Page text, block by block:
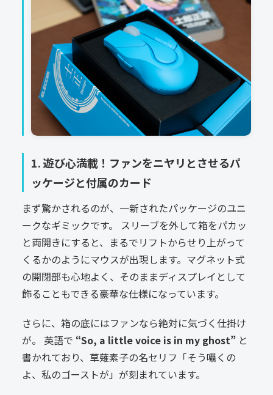
1. 遊び心満載！ファンをニヤリとさせるパ
ッケージと付属のカード
まず驚かされるのが、一新されたパッケージのユニ
ークなギミックです。 スリーブを外して箱をパカッ
と両開きにすると、まるでリフトからせり上がって
くるかのようにマウスが出現します。マグネット式
の開閉部も心地よく、そのままディスプレイとして
飾ることもできる豪華な仕様になっています。
さらに、箱の底にはファンなら絶対に気づく仕掛け
が。 英語で “So, a little voice is in my ghost” と
書かれており、草薙素子の名セリフ「そう囁くの
よ、私のゴーストが」が刻まれています。